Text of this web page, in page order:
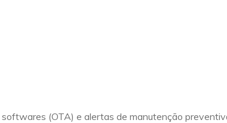
(OTA) e alertas de manutenção